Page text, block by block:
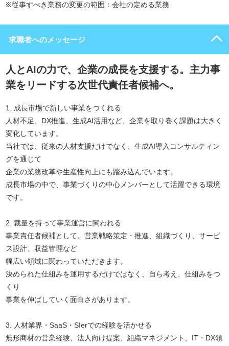
※従事すべき業務の変更の範囲：会社の定める業務
求職者へのメッセージ
人とAIの力で、企業の成長を支援する。主力事
業をリードする次世代責任者候補へ。
1. 成長市場で新しい事業をつくれる
人材不足、DX推進、生成AI活用など、企業を取り巻く課題は大きく
変化しています。
当社では、従来の人材支援だけでなく、生成AI導入コンサルティン
グを通じて
企業の業務改革や生産性向上にも踏み込んでいます。
成長市場の中で、事業づくりの中心メンバーとして活躍できる環境
です。
2. 裁量を持って事業運営に関われる
事業責任者候補として、営業戦略策定・推進、組織づくり、サービ
ス設計、収益管理など
幅広い領域に関わっていただきます。
決められた仕組みを運用するだけではなく、自ら考え、仕組みをつ
くり
事業を伸ばしていく面白さがあります。
3. 人材業界・SaaS・SIerでの経験を活かせる
無形商材の営業経験、法人向け提案、組織マネジメント、IT・DX領